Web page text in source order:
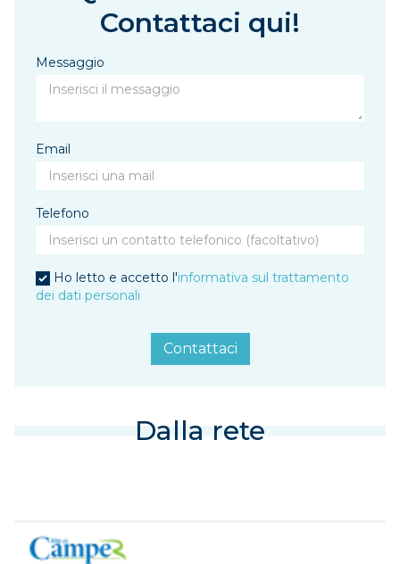
Contattaci qui!
Messaggio
Email
Telefono
Ho letto e accetto l'informativa sul trattamento
dei dati personali
Contattaci
Dalla rete